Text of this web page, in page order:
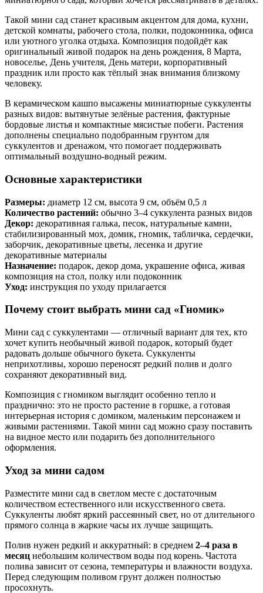
Такой мини сад станет красивым акцентом для дома, кухни,
детской комнаты, рабочего стола, полки, подоконника, офиса
или уютного уголка отдыха. Композиция подойдёт как
оригинальный живой подарок на день рождения, 8 Марта,
новоселье, День учителя, День матери, корпоративный
праздник или просто как тёплый знак внимания близкому
человеку.
В керамическом кашпо высажены миниатюрные суккуленты
разных видов: вытянутые зелёные растения, фактурные
бордовые листья и компактные мясистые побеги. Растения
дополнены специально подобранным грунтом для
суккулентов и дренажом, что помогает поддерживать
оптимальный воздушно-водный режим.
Основные характеристики
Размеры: диаметр 12 см, высота 9 см, объём 0,5 л
Количество растений: обычно 3–4 суккулента разных видов
Декор: декоративная галька, песок, натуральные камни,
стабилизированный мох, домик, гномик, табличка, сердечки,
заборчик, декоративные цветы, лесенка и другие
декоративные материалы
Назначение: подарок, декор дома, украшение офиса, живая
композиция на стол, полку или подоконник
Уход: инструкция по уходу прилагается
Почему стоит выбрать мини сад «Гномик»
Мини сад с суккулентами — отличный вариант для тех, кто
хочет купить необычный живой подарок, который будет
радовать дольше обычного букета. Суккуленты
неприхотливы, хорошо переносят редкий полив и долго
сохраняют декоративный вид.
Композиция с гномиком выглядит особенно тепло и
празднично: это не просто растение в горшке, а готовая
интерьерная история с домиком, маленьким персонажем и
живыми растениями. Такой мини сад можно сразу поставить
на видное место или подарить без дополнительного
оформления.
Уход за мини садом
Разместите мини сад в светлом месте с достаточным
количеством естественного или искусственного света.
Суккуленты любят яркий рассеянный свет, но от длительного
прямого солнца в жаркие часы их лучше защищать.
Полив нужен редкий и аккуратный: в среднем 2–4 раза в
месяц небольшим количеством воды под корень. Частота
полива зависит от сезона, температуры и влажности воздуха.
Перед следующим поливом грунт должен полностью
просохнуть.